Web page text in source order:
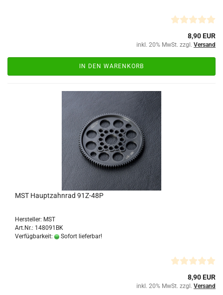
8,90 EUR
inkl. 20% MwSt. zzgl. Versand
IN DEN WARENKORB
MST Hauptzahnrad 91Z-48P
Hersteller: MST
Art.Nr.: 148091BK
Verfügbarkeit:
Sofort lieferbar!
8,90 EUR
inkl. 20% MwSt. zzgl. Versand